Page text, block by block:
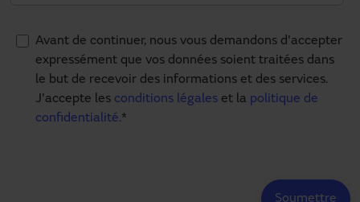
Avant de continuer, nous vous demandons d'accepter
expressément que vos données soient traitées dans
le but de recevoir des informations et des services.
J'accepte les conditions légales et la politique de
confidentialité.*